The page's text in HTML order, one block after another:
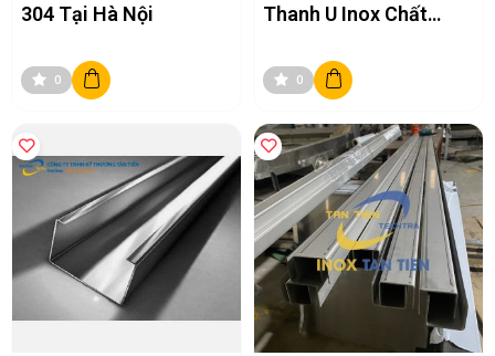
304 Tại Hà Nội
0
Thanh U Inox Chất
0